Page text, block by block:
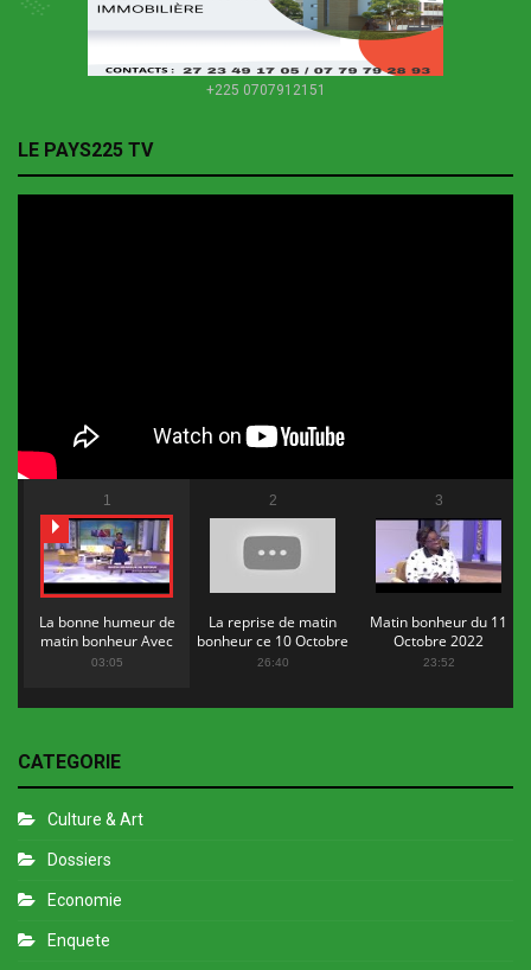
+225 0707912151
LE PAYS225 TV
1
La bonne humeur de
matin bonheur Avec
Flopy Mendosa
03:05
2
La reprise de matin
bonheur ce 10 Octobre
2022
26:40
3
Matin bonheur du 11
Octobre 2022
23:52
CATEGORIE
Culture & Art
Dossiers
Economie
Enquete